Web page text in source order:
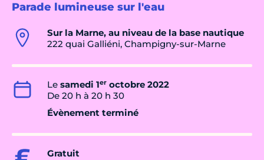
Parade lumineuse sur l'eau
Sur la Marne, au niveau de la base nautique
222 quai Galliéni, Champigny-sur-Marne
Le samedi 1er octobre 2022
De 20 h à 20 h 30
Évènement terminé
Gratuit